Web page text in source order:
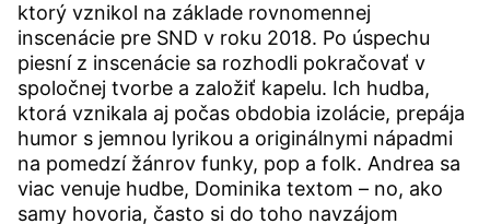
ktorý vznikol na základe rovnomennej
inscenácie pre SND v roku 2018. Po úspechu
piesní z inscenácie sa rozhodli pokračovať v
spoločnej tvorbe a založiť kapelu. Ich hudba,
ktorá vznikala aj počas obdobia izolácie, prepája
humor s jemnou lyrikou a originálnymi nápadmi
na pomedzí žánrov funky, pop a folk. Andrea sa
viac venuje hudbe, Dominika textom – no, ako
samy hovoria, často si do toho navzájom